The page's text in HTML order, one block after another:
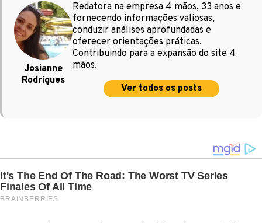
Josianne
Rodrigues
Redatora na empresa 4 mãos, 33 anos e
fornecendo informações valiosas,
conduzir análises aprofundadas e
oferecer orientações práticas.
Contribuindo para a expansão do site 4
mãos.
Ver todos os posts